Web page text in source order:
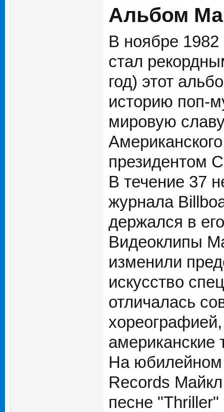
Альбом
В ноябре 1982
стал
год) этот
историю поп-
мировую
президентом
В течение 37
журнала
держался в
Видеоклипы
изменили
искусство
отличалась
На юбилейном
Records
песне